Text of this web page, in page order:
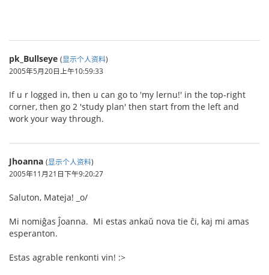
pk_Bullseye (显示个人资料)
2005年5月20日上午10:59:33
If u r logged in, then u can go to 'my lernu!' in the top-right
corner, then go 2 'study plan' then start from the left and
work your way through.
Jhoanna (显示个人资料)
2005年11月21日下午9:20:27
Saluton, Mateja! _o/
Mi nomiĝas Ĵoanna. Mi estas ankaŭ nova tie ĉi, kaj mi amas
esperanton.
Estas agrable renkonti vin! :>